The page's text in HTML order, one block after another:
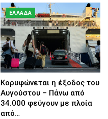
ΕΛΛΆΔΑ
Κορυφώνεται η έξοδος του
Αυγούστου – Πάνω από
34.000 φεύγουν με πλοία
από…